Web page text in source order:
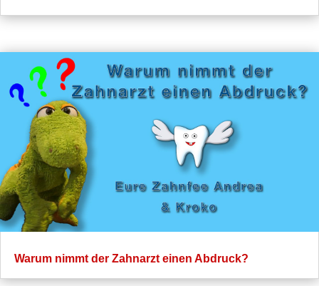
Warum nimmt der Zahnarzt einen Abdruck?